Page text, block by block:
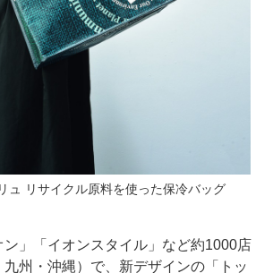
ュ リサイクル原料を使った保冷バッグ
」「イオンスタイル」など約1000店
州・沖縄）で、新デザインの「トッ